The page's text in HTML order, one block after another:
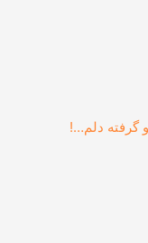
گرفته دلم…!